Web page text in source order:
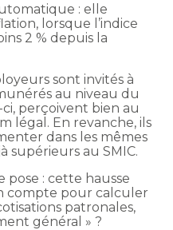
: elle
lorsque l’indice
2 % depuis la
sont invités à
au niveau du
perçoivent bien au
légal. En revanche, ils
dans les mêmes
supérieurs au SMIC.
pose : cette hausse
compte pour calculer
patronales,
général » ?